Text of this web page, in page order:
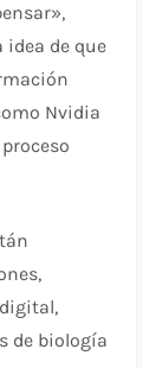
idea de que
Nvidia
de biología